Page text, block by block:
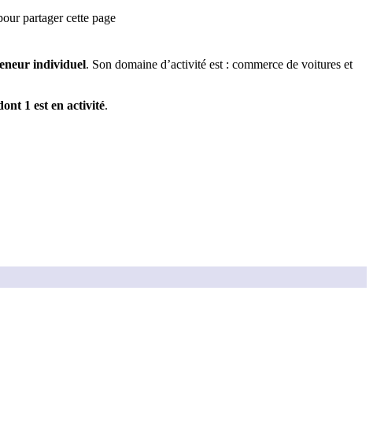
partager cette page
individuel. Son domaine d’activité est : commerce de voitures et
1 est en activité.